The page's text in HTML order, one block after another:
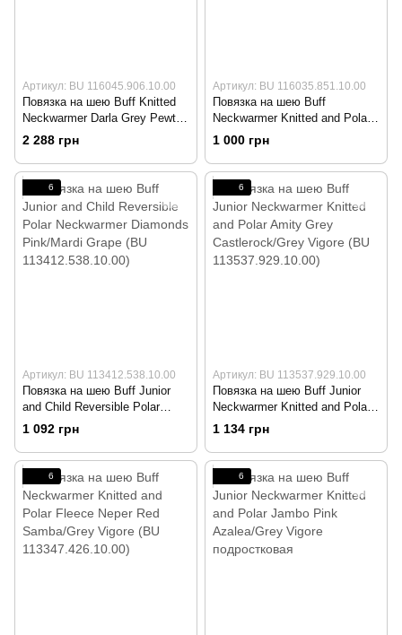
Артикул: BU 116045.906.10.00
Повязка на шею Buff Knitted
Neckwarmer Darla Grey Pewter
(BU 116045.906.10.00)
2 288 грн
Артикул: BU 116035.851.10.00
Повязка на шею Buff
Neckwarmer Knitted and Polar
Braidy Moss (BU
116035.851.10.00)
1 000 грн
6
Артикул: BU 113412.538.10.00
Повязка на шею Buff Junior
and Child Reversible Polar
Neckwarmer Diamonds
Pink/Mardi Grape (BU
113412.538.10.00)
1 092 грн
6
Артикул: BU 113537.929.10.00
Повязка на шею Buff Junior
Neckwarmer Knitted and Polar
Amity Grey Castlerock/Grey
Vigore (BU 113537.929.10.00)
1 134 грн
6 6